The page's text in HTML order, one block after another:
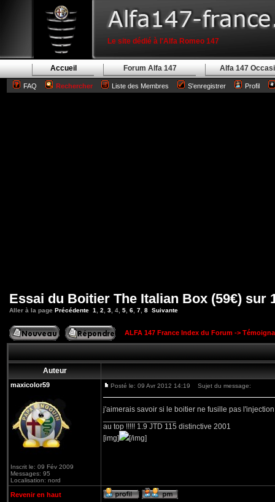
Le site dédié à l'Alfa Romeo 147
Accueil Forum Alfa 147 Alfa 147
FAQ Rechercher Liste des Membres S'enregistrer Profil
Essai du Boitier The Italian Box (59€) sur
Aller à la page Précédente 1 2 3 4 5 6 7 8 Suivante
ALFA 147 France Index du Forum ->
Auteur
maxicolor59
Inscrit le: 09 Fév 2009
Messages: 95
Localisation: nord
Posté le: 09 Avr 2012 14:19 Sujet du message:
j'aimerais savoir si le boitier ne fusille pas
au top !!!!! 1.9 JTD 115 distinctive 2001
[img]
[/img]
Revenir en haut